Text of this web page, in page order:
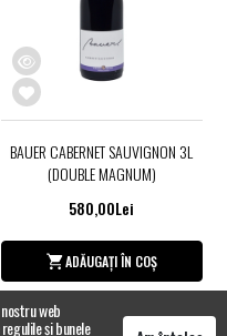
BAUER CABERNET SAUVIGNON 3L
(DOUBLE MAGNUM)
580,00Lei
ADĂUGAȚI ÎN COȘ
web
și bunele